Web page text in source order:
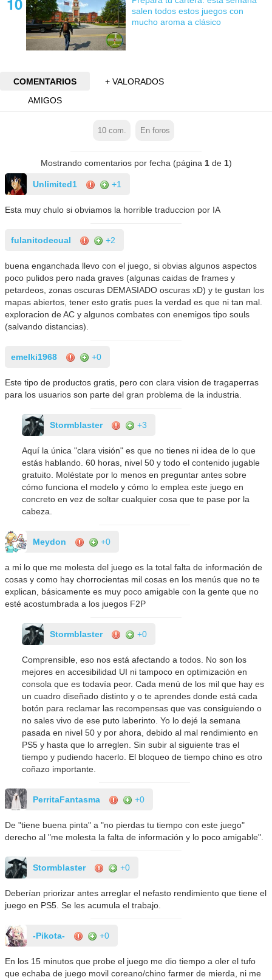
salen todos estos juegos con
mucho aroma a clásico
COMENTARIOS
+ VALORADOS
AMIGOS
10com. En foros
Mostrando comentarios por fecha (página 1de 1)
Unlimited1 +1
Esta muy chulo si obviamos la horrible traduccion por IA
fulanitodecual +2
buena enganchada llevo con el juego, si obvias algunos aspectos
poco pulidos pero nada graves (algunas caidas de frames y
petardeos, zonas oscuras DEMASIADO oscuras xD) y te gustan los
mapas abiertos, tener esto gratis pues la verdad es que ni tan mal.
exploracion de AC y algunos combates con enemigos tipo souls
(salvando distancias).
emelki1968 +0
Este tipo de productos gratis, pero con clara vision de tragaperras
para los usuarios son parte del gran problema de la industria.
Stormblaster +3
Aquí la única "clara visión" es que no tienes ni idea de lo que
estás hablando. 60 horas, nivel 50 y todo el contenido jugable
gratuito. Moléstate por lo menos en preguntar antes sobre
cómo funciona el modelo y cómo lo emplea este juego en
concreto en vez de soltar cualquier cosa que te pase por la
cabeza.
Meydon +0
a mi lo que me molesta del juego es la total falta de información de
cosas y como hay chorrocientas mil cosas en los menús que no te
explican, básicamente es muy poco amigable con la gente que no
esté acostumbrada a los juegos F2P
Stormblaster +0
Comprensible, eso nos está afectando a todos. No son los
mejores en accesibilidad UI ni tampoco en optimización en
consola que es todavía peor. Cada menú de los mil que hay es
un cuadro diseñado distinto y o te aprendes donde está cada
botón para reclamar las recompensas que vas consiguiendo o
no sales vivo de ese puto laberinto. Yo lo dejé la semana
pasada en nivel 50 y por ahora, debido al mal rendimiento en
PS5 y hasta que lo arreglen. Sin subir al siguiente tras el
tiempo y pudiendo hacerlo. El bloqueo de tiempo chino es otro
coñazo importante.
PerritaFantasma +0
De "tiene buena pinta" a "no pierdas tu tiempo con este juego"
derecho al "me molesta la falta de información y lo poco amigable".
Stormblaster +0
Deberían priorizar antes arreglar el nefasto rendimiento que tiene el
juego en PS5. Se les acumula el trabajo.
-Pikota- +0
En los 15 minutos que probe el juego me dio tiempo a oler el tufo
que echaba de juego movil coreano/chino farmer de mierda, ni me